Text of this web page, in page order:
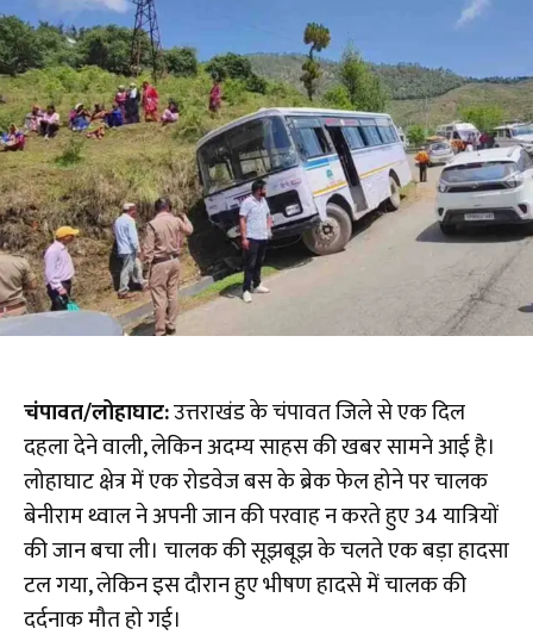
चंपावत/लोहाघाट:उत्तराखंड के चंपावत जिले से एक दिल
दहला देने वाली, लेकिन अदम्य साहस की खबर सामने आई है।
लोहाघाट क्षेत्र में एक रोडवेज बस के ब्रेक फेल होने पर चालक
बेनीराम थ्वाल ने अपनी जान की परवाह न करते हुए 34 यात्रियों
की जान बचा ली। चालक की सूझबूझ के चलते एक बड़ा हादसा
टल गया, लेकिन इस दौरान हुए भीषण हादसे में चालक की
दर्दनाक मौत हो गई।